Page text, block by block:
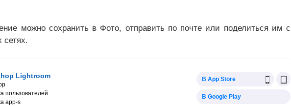
можно сохранить в Фото, отправить по почте или поделиться им с
сетях.
Lightroom
пользователей
app-s
В App Store
В Google Play